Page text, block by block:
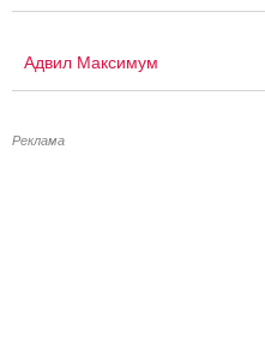
Адвил Максимум
Реклама